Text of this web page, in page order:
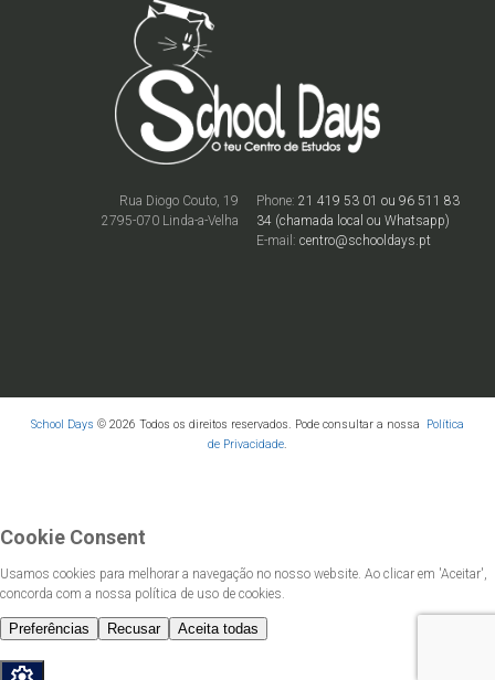
Phone:21 419 53 01 ou 96 511 83
34 (chamada local ou Whatsapp)
E-mail:centro@schooldays.pt
Rua Diogo Couto, 19
2795-070 Linda-a-Velha
School Days © 2026 Todos os direitos reservados. Pode consultar a nossa Política
de Privacidade.